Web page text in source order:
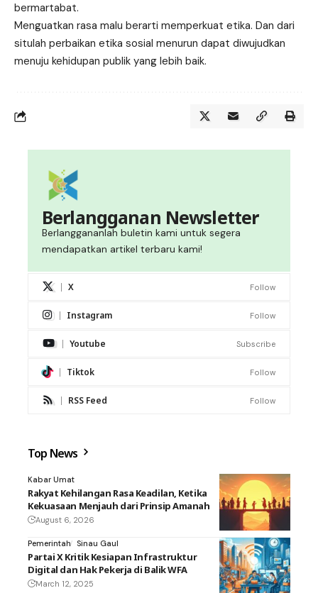
bermartabat.
Menguatkan rasa malu berarti memperkuat etika. Dan dari
situlah perbaikan etika sosial menurun dapat diwujudkan
menuju kehidupan publik yang lebih baik.
Berlangganan Newsletter
Berlanggananlah buletin kami untuk segera
mendapatkan artikel terbaru kami!
X Follow
Instagram Follow
Youtube Subscribe
Tiktok Follow
RSS Feed Follow
Top News
Kabar Umat
Rakyat Kehilangan Rasa Keadilan, Ketika
Kekuasaan Menjauh dari Prinsip Amanah
August 6, 2026
Pemerintah Sinau Gaul
Partai X Kritik Kesiapan Infrastruktur
Digital dan Hak Pekerja di Balik WFA
March 12, 2025